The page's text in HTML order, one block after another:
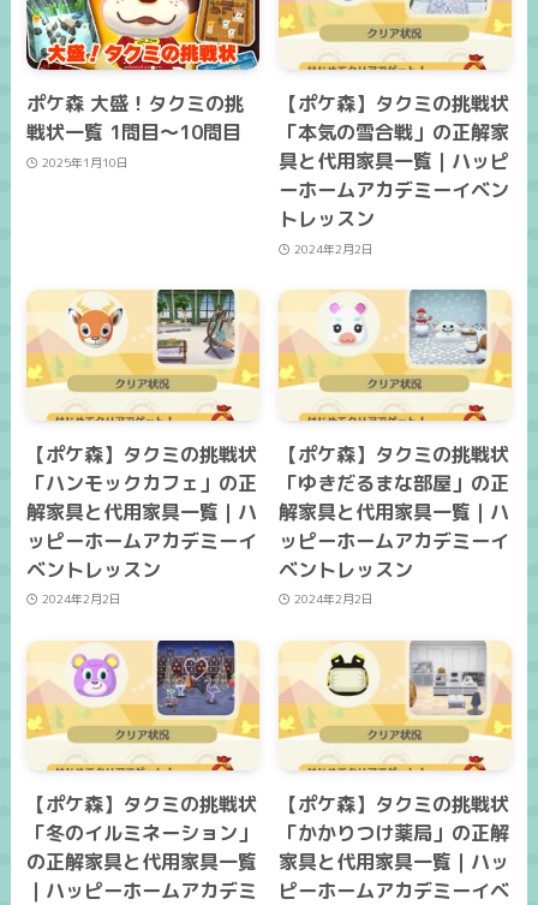
ポケ森 大盛！タクミの挑
戦状一覧 1問目～10問目
2025年1月10日
【ポケ森】タクミの挑戦状
「本気の雪合戦」の正解家
具と代用家具一覧｜ハッピ
ーホームアカデミーイベン
トレッスン
2024年2月2日
【ポケ森】タクミの挑戦状
「ハンモックカフェ」の正
解家具と代用家具一覧｜ハ
ッピーホームアカデミーイ
ベントレッスン
2024年2月2日
【ポケ森】タクミの挑戦状
「ゆきだるまな部屋」の正
解家具と代用家具一覧｜ハ
ッピーホームアカデミーイ
ベントレッスン
2024年2月2日
【ポケ森】タクミの挑戦状
「冬のイルミネーション」
の正解家具と代用家具一覧
｜ハッピーホームアカデミ
【ポケ森】タクミの挑戦状
「かかりつけ薬局」の正解
家具と代用家具一覧｜ハッ
ピーホームアカデミーイベ